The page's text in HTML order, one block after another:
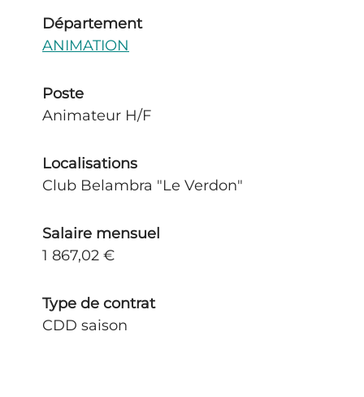
Département
ANIMATION
Poste
Animateur H/F
Localisations
Club Belambra "Le Verdon"
Salaire mensuel
1 867,02 €
Type de contrat
CDD saison